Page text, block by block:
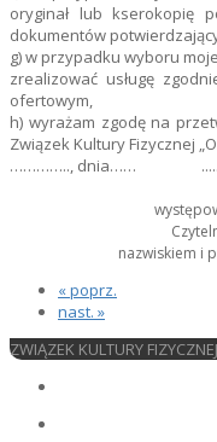
oryginał lub kserokopię
dokumentów
g) w przypadku wyboru
zrealizować usługę
ofertowym,
h) wyrażam zgodę na
Związek Kultury Fizycznej
………….., dnia……
Czytelny
nazwiskiem i
« poprz.
nast. »
ZWIĄZEK KULTURY FIZYCZNEJ